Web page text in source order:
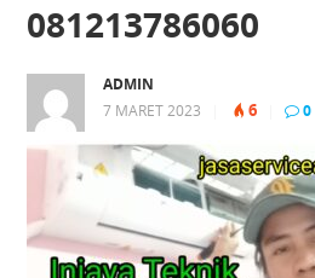
081213786060
ADMIN
7 MARET 2023
6 0